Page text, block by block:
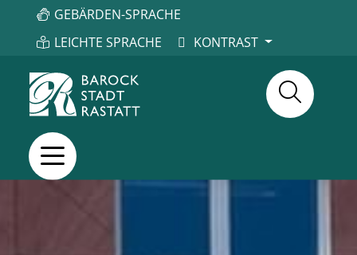
GEBÄRDEN-SPRACHE
LEICHTE SPRACHE
KONTRAST